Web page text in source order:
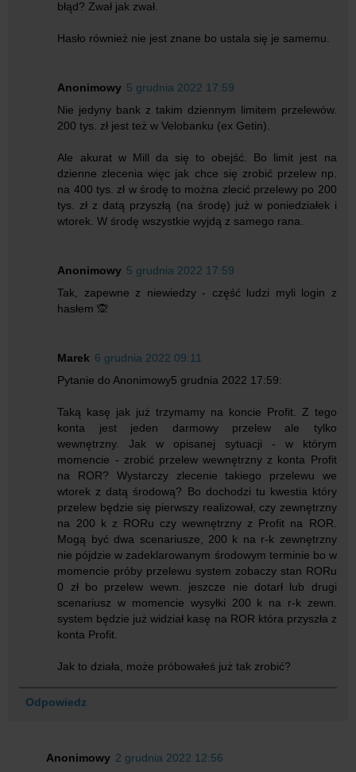
błąd? Zwał jak zwał.
Hasło również nie jest znane bo ustala się je samemu.
Anonimowy 5 grudnia 2022 17:59
Nie jedyny bank z takim dziennym limitem przelewów.
200 tys. zł jest też w Velobanku (ex Getin).
Ale akurat w Mill da się to obejść. Bo limit jest na
dzienne zlecenia więc jak chce się zrobić przelew np.
na 400 tys. zł w środę to można zlecić przelewy po 200
tys. zł z datą przyszłą (na środę) już w poniedziałek i
wtorek. W środę wszystkie wyjdą z samego rana.
Anonimowy 5 grudnia 2022 17:59
Tak, zapewne z niewiedzy - część ludzi myli login z
hasłem 🙊
Marek 6 grudnia 2022 09:11
Pytanie do Anonimowy5 grudnia 2022 17:59:
Taką kasę jak już trzymamy na koncie Profit. Z tego
konta jest jeden darmowy przelew ale tylko
wewnętrzny. Jak w opisanej sytuacji - w którym
momencie - zrobić przelew wewnętrzny z konta Profit
na ROR? Wystarczy zlecenie takiego przelewu we
wtorek z datą środową? Bo dochodzi tu kwestia który
przelew będzie się pierwszy realizował, czy zewnętrzny
na 200 k z RORu czy wewnętrzny z Profit na ROR.
Mogą być dwa scenariusze, 200 k na r-k zewnętrzny
nie pójdzie w zadeklarowanym środowym terminie bo w
momencie próby przelewu system zobaczy stan RORu
0 zł bo przelew wewn. jeszcze nie dotarł lub drugi
scenariusz w momencie wysyłki 200 k na r-k zewn.
system będzie już widział kasę na ROR która przyszła z
konta Profit.
Jak to działa, może próbowałeś już tak zrobić?
Odpowiedz
Anonimowy 2 grudnia 2022 12:56